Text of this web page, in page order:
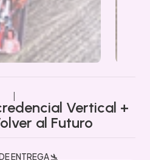
Vertical +
al Futuro
PLAZO DE ENTREGA 🛬